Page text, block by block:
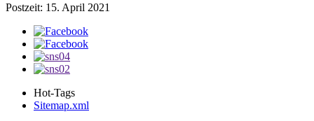
Postzeit: 15. April 2021
Hot-Tags
Sitemap.xml